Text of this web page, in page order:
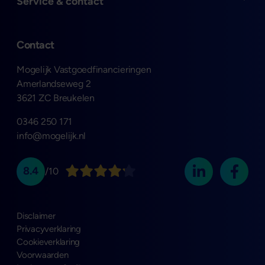
Contact
Mogelijk Vastgoedfinancieringen
Amerlandseweg 2
3621 ZC Breukelen
0346 250 171
info@mogelijk.nl
8.4 /10
Disclaimer
Privacyverklaring
Cookieverklaring
Voorwaarden